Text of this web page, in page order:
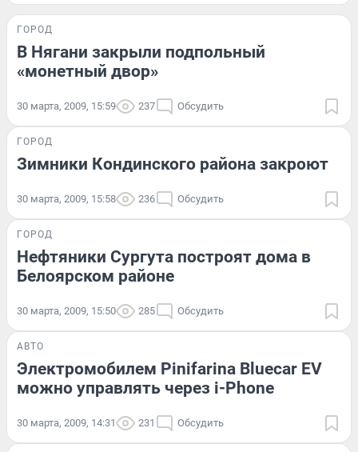
ГОРОД
В Нягани закрыли подпольный
«монетный двор»
30 марта, 2009, 15:59 237 Обсудить
ГОРОД
Зимники Кондинского района закроют
30 марта, 2009, 15:58 236 Обсудить
ГОРОД
Нефтяники Сургута построят дома в
Белоярском районе
30 марта, 2009, 15:50 285 Обсудить
АВТО
Электромобилем Pinifarina Bluecar EV
можно управлять через i-Phone
30 марта, 2009, 14:31 231 Обсудить